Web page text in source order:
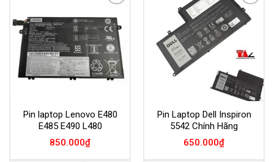
Wishlist
Pin laptop Lenovo E480
E485 E490 L480
850.000₫
Add to
Wishlist
Pin Laptop Dell Inspiron
5542 Chính Hãng
650.000₫